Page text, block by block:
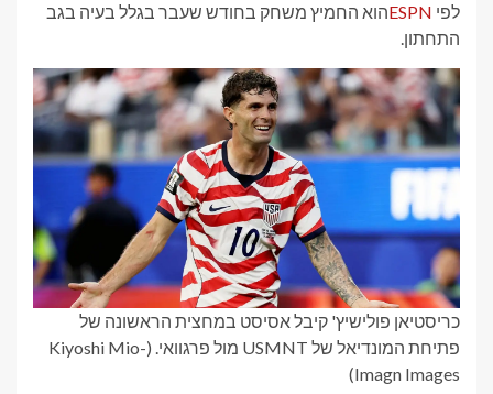
לפי ESPNהוא החמיץ משחק בחודש שעבר בגלל בעיה בגב
התחתון.
כריסטיאן פולישיץ' קיבל אסיסט במחצית הראשונה של
פתיחת המונדיאל של USMNT מול פרגוואי.
(Kiyoshi Mio-
Imagn Images)